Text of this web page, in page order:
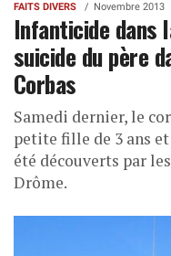
FAITS DIVERS Novembre 2013
Infanticide dans
suicide du père
Corbas
Samedi dernier, le
petite fille de 3 ans
été découverts par
Drôme.